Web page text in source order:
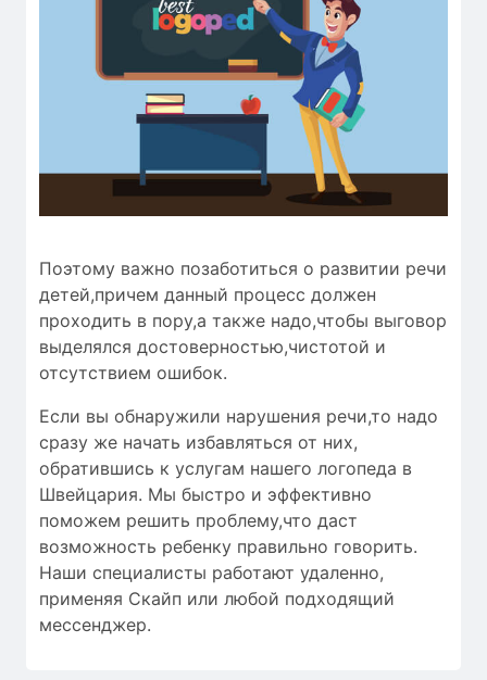
Поэтому важно позаботиться о развитии речи
детей,причем данный процесс должен
проходить в пору,а также надо,чтобы выговор
выделялся достоверностью,чистотой и
отсутствием ошибок.
Если вы обнаружили нарушения речи,то надо
сразу же начать избавляться от них,
обратившись к услугам нашего логопеда в
Швейцария. Мы быстро и эффективно
поможем решить проблему,что даст
возможность ребенку правильно говорить.
Наши специалисты работают удаленно,
применяя Скайп или любой подходящий
мессенджер.